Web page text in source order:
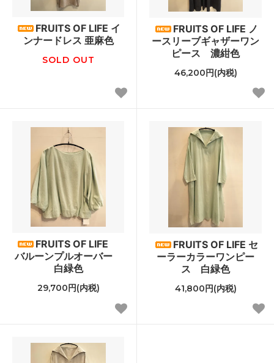
FRUITS OF LIFE イ
ンナードレス 亜麻色
SOLD OUT
FRUITS OF LIFE ノ
ースリーブギャザーワン
ピース 濃紺色
46,200円(内税)
FRUITS OF LIFE
バルーンプルオーバー
白緑色
29,700円(内税)
FRUITS OF LIFE セ
ーラーカラーワンピー
ス 白緑色
41,800円(内税)